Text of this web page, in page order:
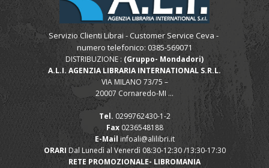
Servizio Clienti Librai - Customer Service Ceva -
numero telefonico: 0385-569071
DISTRIBUZIONE : (Gruppo- Mondadori)
A.L.I. AGENZIA LIBRARIA INTERNATIONAL S.R.L.
VIA MILANO 73/75 –
20007 Cornaredo-MI ...
Tel. 0299762430-1-2
Fax0236548188
E-Mail infoali@alilibri.it
ORARI Dal Lunedì al Venerdì 08:30-12:30 /13:30-17:30
RETE PROMOZIONALE- LIBROMANIA